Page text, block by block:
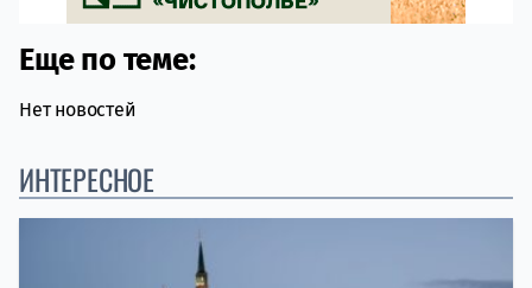
Еще по теме:
Нет новостей
ИНТЕРЕСНОЕ